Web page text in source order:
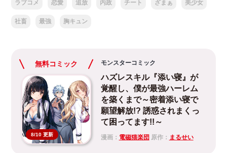
ラブコメ 恋愛 追放 内政 チート ざまぁ 美少女
社畜 最強 胸キュン
無料コミック
8/10 更新
モンスターコミック
ハズレスキル『添い寝』が
覚醒し、僕が最強ハーレム
を築くまで～密着添い寝で
願望解放!? 誘惑されまくっ
て困ってます!!～
漫画： 電磁猫楽団 原作： まるせい